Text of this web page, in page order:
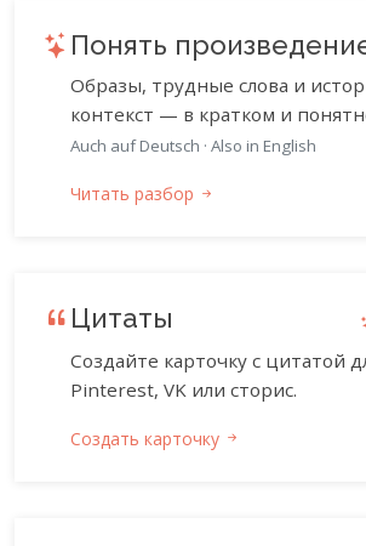
Понять
Образы, трудные слова и
контекст — в кратком и
Auch auf Deutsch · Also in English
Читать разбор
Цитаты
Создайте карточку с цитатой
Pinterest, VK или сторис.
Создать карточку